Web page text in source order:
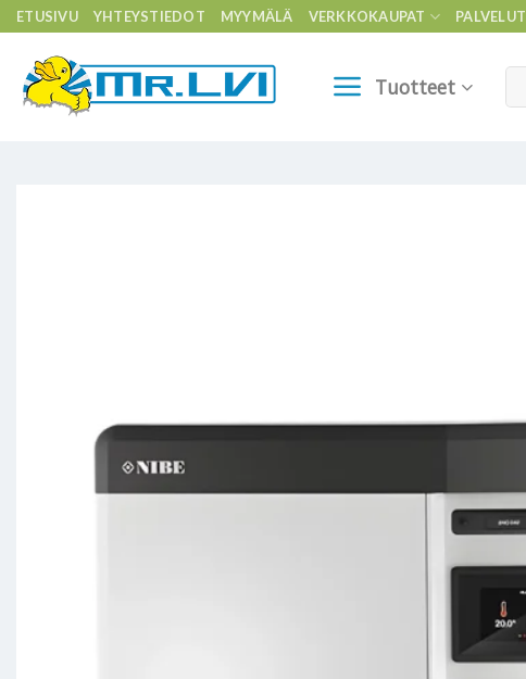
Skip
to
content
ETUSIVU YHTEYSTIEDOT MYYMÄLÄ VERKKOKAUPAT PALVELUT
Tuotteet